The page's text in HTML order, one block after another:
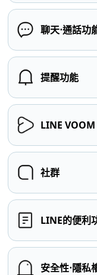
聊天⋅通話功
提醒功能
LINE VOOM
社群
LINE的便利
安全性⋅隱私